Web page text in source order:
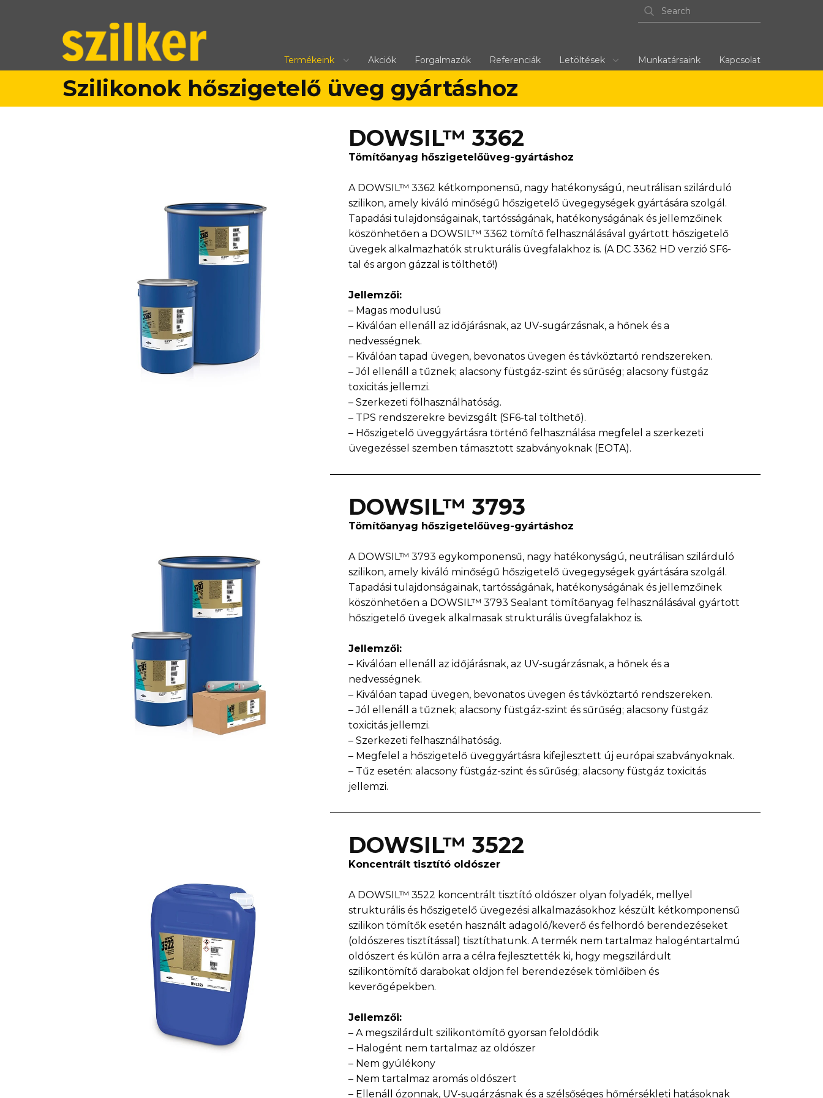
Termékeink Akciók Forgalmazók Referenciák Letöltések Munkatársaink Kapcsolat
Szilikonok hőszigetelő üveg gyártáshoz
DOWSIL™ ​​3362
Tömítőanyag hőszigetelőüveg-gyártáshoz
A DOWSIL™ 3362 kétkomponensű, nagy hatékonyságú, neutrálisan szilárduló
szilikon, amely kiváló minőségű hőszigetelő üvegegységek gyártására szolgál.
Tapadási tulajdonságainak, tartósságának, hatékonyságának és jellemzőinek
köszönhetően a ​DOWSIL™ 3362 tömítő felhasználásával gyártott hőszigetelő
üvegek alkalmazhatók strukturális üvegfalakhoz is. (A DC 3362 HD verzió SF6-
tal és argon gázzal is tölthető!)
Jellemzői:
– Magas modulusú
– Kiválóan ellenáll az időjárásnak, az UV-sugárzásnak, a hőnek és a
nedvességnek.
– Kiválóan tapad üvegen, bevonatos üvegen és távköztartó rendszereken.
– Jól ellenáll a tűznek; alacsony füstgáz-szint és sűrűség; alacsony füstgáz
toxicitás jellemzi.
– Szerkezeti fölhasználhatóság.
– TPS rendszerekre bevizsgált (SF6-tal tölthető).
– Hőszigetelő üveggyártásra történő felhasználása megfelel a szerkezeti
üvegezéssel szemben támasztott szabványoknak (EOTA).
DOWSIL™ ​​3793
Tömítőanyag hőszigetelőüveg-gyártáshoz
A DOWSIL™ 3793 egykomponensű, nagy hatékonyságú, neutrálisan szilárduló
szilikon, amely kiváló minőségű hőszigetelő üvegegységek gyártására szolgál.
Tapadási tulajdonságainak, tartósságának, hatékonyságának és jellemzőinek
köszönhetően a ​DOWSIL™ 3793 Sealant tömítőanyag felhasználásával gyártott
hőszigetelő üvegek alkalmasak strukturális üvegfalakhoz is.
Jellemzői:
– Kiválóan ellenáll az időjárásnak, az UV-sugárzásnak, a hőnek és a
nedvességnek.
– Kiválóan tapad üvegen, bevonatos üvegen és távköztartó rendszereken.
– Jól ellenáll a tűznek; alacsony füstgáz-szint és sűrűség; alacsony füstgáz
toxicitás jellemzi.
– Szerkezeti felhasználhatóság.
– Megfelel a hőszigetelő üveggyártásra kifejlesztett új európai szabványoknak.
– Tűz esetén: alacsony füstgáz-szint és sűrűség; alacsony füstgáz toxicitás
jellemzi.
DOWSIL™ ​3522
Koncentrált tisztító oldószer
A DOWSIL™ 3522 koncentrált tisztító oldószer olyan folyadék, mellyel
strukturális és hőszigetelő üvegezési alkalmazásokhoz készült kétkomponensű
szilikon tömítők esetén használt adagoló/keverő és felhordó berendezéseket
(oldószeres tisztítással) tisztíthatunk. A termék nem tartalmaz halogéntartalmú
oldószert és külön arra a célra fejlesztették ki, hogy megszilárdult
szilikontömítő darabokat oldjon fel berendezések tömlőiben és
keverőgépekben.
Jellemzői:
– A megszilárdult szilikontömítő gyorsan feloldódik
– Halogént nem tartalmaz az oldószer
– Nem gyúlékony
– Nem tartalmaz aromás oldószert
– Ellenáll ózonnak, UV-sugárzásnak és a szélsőséges hőmérsékleti hatásoknak